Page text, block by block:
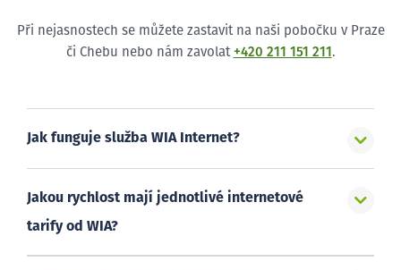
Při nejasnostech se můžete zastavit na naši pobočku v Praze
či Chebu nebo nám zavolat +420 211 151 211 .
Jak funguje služba WIA Internet?
Jakou rychlost mají jednotlivé internetové
tarify od WIA?